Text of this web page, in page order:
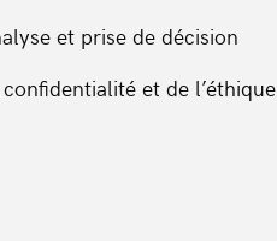
et prise de décision
et de l’éthique